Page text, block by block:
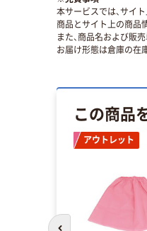
本サービスでは、サイ
商品とサイト上の商品
また、商品名および販
お届け形態は倉庫の在
この商品
アウトレット